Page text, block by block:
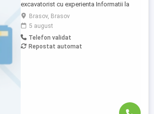
excavatorist cu experienta Informatii la
0730017005 orele 8-16 CV:
Brasov, Brasov
5 august
Telefon validat
Repostat automat